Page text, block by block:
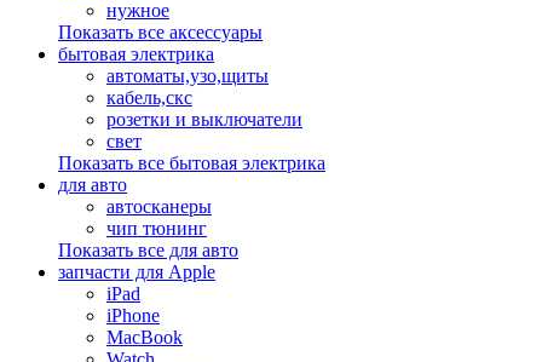
нужное
Показать все аксессуары
бытовая электрика
автоматы,узо,щиты
кабель,скс
розетки и выключатели
свет
Показать все бытовая электрика
для авто
автосканеры
чип тюнинг
Показать все для авто
запчасти для Apple
iPad
iPhone
MacBook